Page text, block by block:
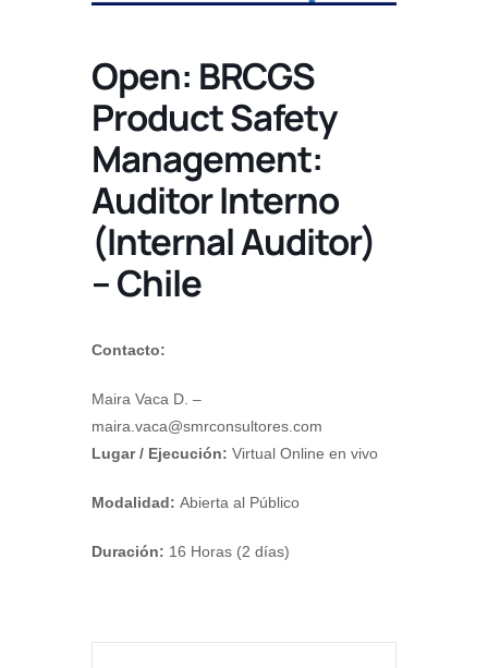
Open: BRCGS
Product Safety
Management:
Auditor Interno
(Internal Auditor)
– Chile
Contacto:
Maira Vaca D. –
maira.vaca@smrconsultores.com
Lugar / Ejecución: Virtual Online en vivo
Modalidad: Abierta al Público
Duración: 16 Horas (2 días)